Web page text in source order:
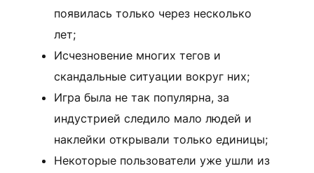
появилась только через несколько
лет;
Исчезновение многих тегов и
скандальные ситуации вокруг них;
Игра была не так популярна, за
индустрией следило мало людей и
наклейки открывали только единицы;
Некоторые пользователи уже ушли из